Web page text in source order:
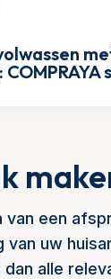
COMPRAYA
van een
van uw
dan alle